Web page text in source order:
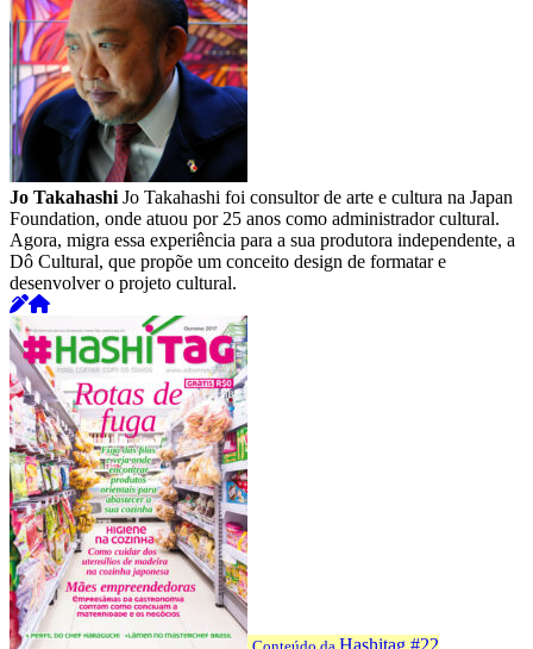
Jo Takahashi Jo Takahashi foi consultor de arte e cultura na Japan
Foundation, onde atuou por 25 anos como administrador cultural.
Agora, migra essa experiência para a sua produtora independente, a
Dô Cultural, que propõe um conceito design de formatar e
desenvolver o projeto cultural.
Hashitag #22